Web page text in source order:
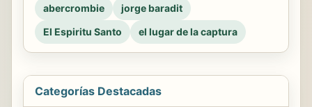
abercrombie
jorge baradit
El Espiritu Santo
el lugar de la captura
Categorías Destacadas